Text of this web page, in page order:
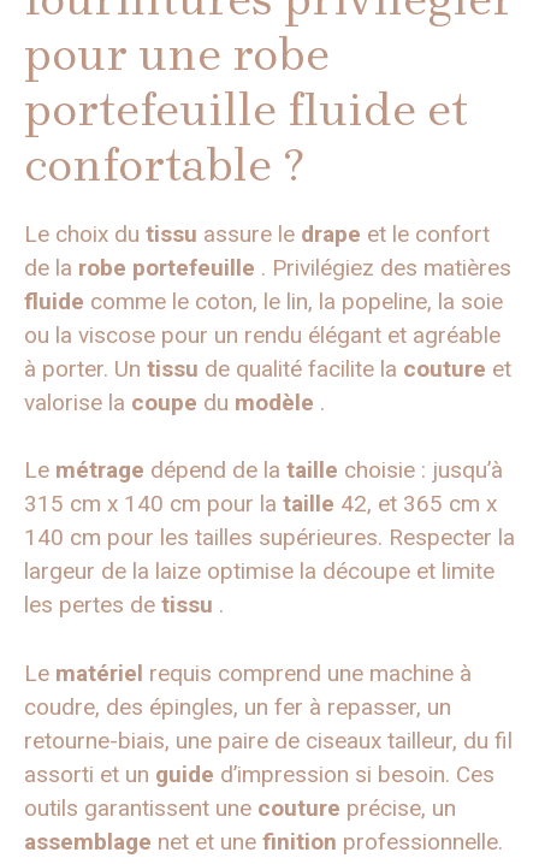
pour une robe
portefeuille fluide et
confortable ?
Le choix du tissu assure le drape et le confort
de la robe portefeuille . Privilégiez des matières
fluide comme le coton, le lin, la popeline, la soie
ou la viscose pour un rendu élégant et agréable
à porter. Un tissu de qualité facilite la couture et
valorise la coupe du modèle .
Le métrage dépend de la taille choisie : jusqu’à
315 cm x 140 cm pour la taille 42, et 365 cm x
140 cm pour les tailles supérieures. Respecter la
largeur de la laize optimise la découpe et limite
les pertes de tissu .
Le matériel requis comprend une machine à
coudre, des épingles, un fer à repasser, un
retourne-biais, une paire de ciseaux tailleur, du fil
assorti et un guide d’impression si besoin. Ces
outils garantissent une couture précise, un
assemblage net et une finition professionnelle.